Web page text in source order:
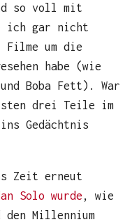
so voll mit
ich gar nicht
um die
habe (wie
Boba Fett). War
drei Teile im
Gedächtnis
Zeit erneut
Solo wurde , wie
den Millennium